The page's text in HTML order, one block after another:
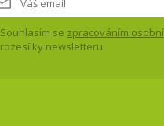
Souhlasím se zpracováním
rozesílky newsletteru.